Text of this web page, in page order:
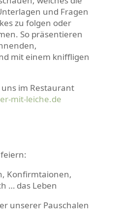
und Fragen
zu folgen oder
So präsentieren
mit einem kniffligen
im Restaurant
mit-leiche.de
Konfirmtaionen,
… das Leben
unserer Pauschalen